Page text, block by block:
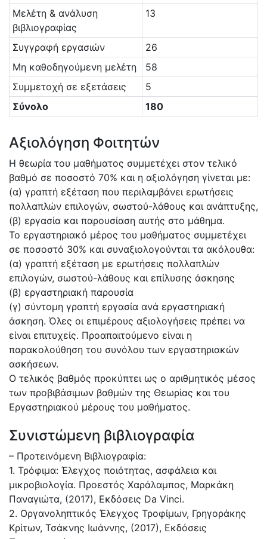
Μελέτη & ανάλυση
βιβλιογραφίας
13
Συγγραφή εργασιών
26
Μη καθοδηγούμενη μελέτη
58
Συμμετοχή σε εξετάσεις
5
Σύνολο
180
Αξιολόγηση Φοιτητών
Η θεωρία του μαθήματος συμμετέχει στον τελικό
βαθμό σε ποσοστό 70% και η αξιολόγηση γίνεται με:
(α) γραπτή εξέταση που περιλαμβάνει ερωτήσεις
πολλαπλών επιλογών, σωστού-λάθους και ανάπτυξης,
(β) εργασία και παρουσίαση αυτής στο μάθημα.
Το εργαστηριακό μέρος του μαθήματος συμμετέχει
σε ποσοστό 30% και συναξιολογούνται τα ακόλουθα:
(α) γραπτή εξέταση με ερωτήσεις πολλαπλών
επιλογών, σωστού-λάθους και επίλυσης άσκησης
(β) εργαστηριακή παρουσία
(γ) σύντομη γραπτή εργασία ανά εργαστηριακή
άσκηση. Όλες οι επιμέρους αξιολογήσεις πρέπει να
είναι επιτυχείς. Προαπαιτούμενο είναι η
παρακολούθηση του συνόλου των εργαστηριακών
ασκήσεων.
Ο τελικός βαθμός προκύπτει ως ο αριθμητικός μέσος
των προβιβάσιμων βαθμών της Θεωρίας και του
Εργαστηριακού μέρους του μαθήματος.
Συνιστώμενη βιβλιογραφία
– Προτεινόμενη Βιβλιογραφία:
1. Τρόφιμα: Έλεγχος ποιότητας, ασφάλεια και
μικροβιολογία. Προεστός Xαράλαμπος, Μαρκάκη
Παναγιώτα, (2017), Εκδόσεις Da Vinci.
2. Οργανοληπτικός Έλεγχος Τροφίμων, Γρηγοράκης
Κρίτων, Τσάκνης Ιωάννης, (2017), Εκδόσεις